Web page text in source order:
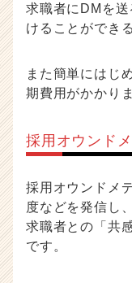
求職者にDMを
けることができ
また簡単にはじ
期費用がかかり
採用オウンド
採用オウンドメ
度などを発信し、
求職者との「共
です。